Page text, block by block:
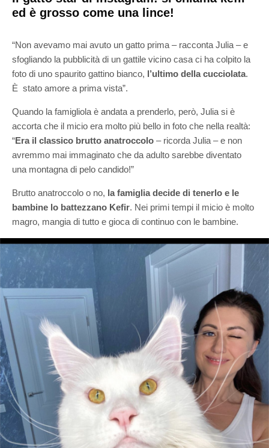
ed è grosso come una lince!
“Non avevamo mai avuto un gatto prima – racconta Julia – e
sfogliando la pubblicità di un gattile vicino casa ci ha colpito la
foto di uno spaurito gattino bianco, l’ultimo della cucciolata.
È stato amore a prima vista”.
Quando la famigliola è andata a prenderlo, però, Julia si è
accorta che il micio era molto più bello in foto che nella realtà:
“Era il classico brutto anatroccolo – ricorda Julia – e non
avremmo mai immaginato che da adulto sarebbe diventato
una montagna di pelo candido!”
Brutto anatroccolo o no, la famiglia decide di tenerlo e le
bambine lo battezzano Kefir. Nei primi tempi il micio è molto
magro, mangia di tutto e gioca di continuo con le bambine.